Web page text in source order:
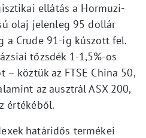
ellátás a Hormuzi-
olaj jelenleg 95 dollár
a Crude 91-ig kúszott fel.
tőzsdék 1-1,5%-os
– köztük az FTSE China 50,
az ausztrál ASX 200,
értékéből.
határidős termékei